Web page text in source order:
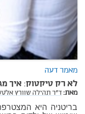
מאמר דעה
לא רק טיקטוק: איך
מאת:ד"ר תהילה שוורץ
בריטניה היא